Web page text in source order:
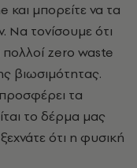
και μπορείτε να τα
Να τονίσουμε ότι
zero waste
βιωσιμότητας.
τα
το δέρμα μας
ότι η φυσική